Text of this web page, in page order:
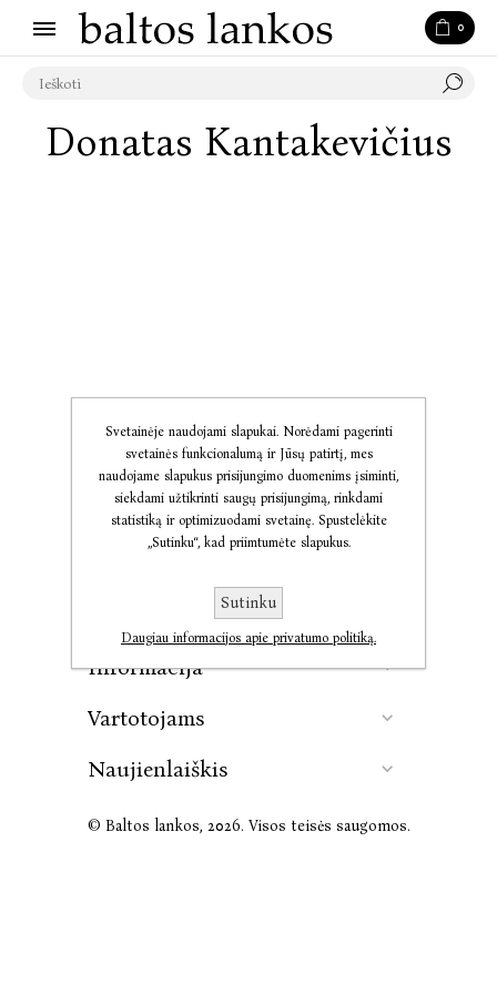
0
Donatas Kantakevičius
Informacija
Vartotojams
Naujienlaiškis
© Baltos lankos, 2026. Visos teisės saugomos.
Svetainėje naudojami slapukai. Norėdami pagerinti
svetainės funkcionalumą ir Jūsų patirtį, mes
naudojame slapukus prisijungimo duomenims įsiminti,
siekdami užtikrinti saugų prisijungimą, rinkdami
statistiką ir optimizuodami svetainę. Spustelėkite
„Sutinku“, kad priimtumėte slapukus.
Sutinku
Daugiau informacijos apie privatumo politiką.